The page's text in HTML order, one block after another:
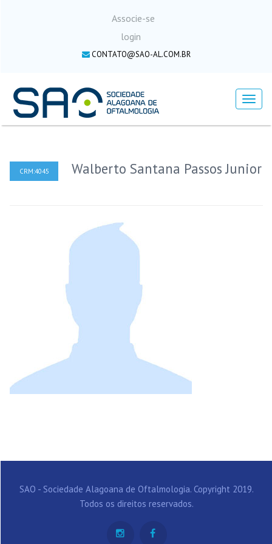
Associe-se
login
CONTATO@SAO-AL.COM.BR
Menu
CRM:4045 Walberto Santana Passos Junior
SAO - Sociedade Alagoana de Oftalmologia. Copyright 2019.
Todos os direitos reservados.